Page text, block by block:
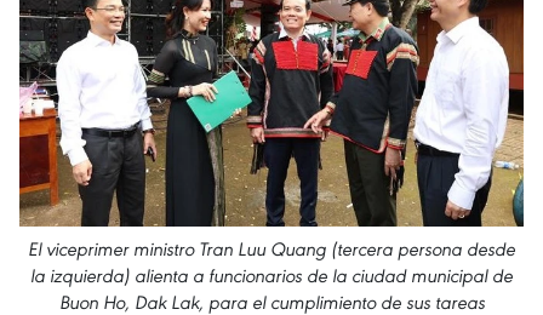
El viceprimer ministro Tran Luu Quang (tercera persona desde
la izquierda) alienta a funcionarios de la ciudad municipal de
Buon Ho, Dak Lak, para el cumplimiento de sus tareas